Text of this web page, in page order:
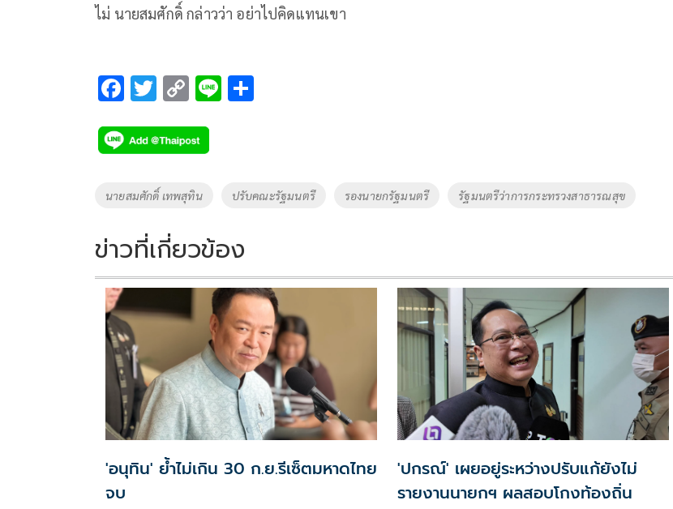
ไม่ นายสมศักดิ์ กล่าวว่า อย่าไปคิดแทนเขา
F
e
b
o
k
T
tt
er
C
p
y
Li
k
Li
Tags
นายสมศักดิ์ เทพสุทิน ปรับคณะรัฐมนตรี รองนายกรัฐมนตรี รัฐมนตรีว่าการกระทรวงสาธารณสุข
ข่าวที่เกี่ยวข้อง
'อนุทิน' ย้ำไม่เกิน 30 ก.ย.รีเซ็ตมหาดไทย
จบ
'ปกรณ์' เผยอยู่ระหว่างปรับแก้ยังไม่
รายงานนายกฯ ผลสอบโกงท้องถิ่น